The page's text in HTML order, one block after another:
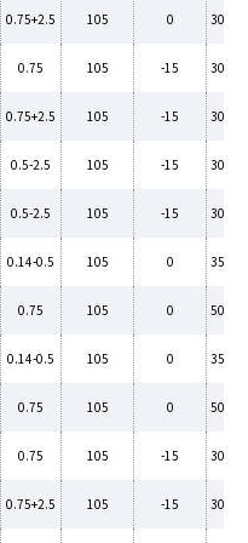
0.75+2.5 105 0 300/
0.75 105 -15 300/
0.75+2.5 105 -15 300/
0.5-2.5 105 -15 300/
0.5-2.5 105 -15 300/
0.14-0.5 105 0
0.75 105 0
0.14-0.5 105 0
0.75 105 0
0.75 105 -15 300/
0.75+2.5 105 -15 300/